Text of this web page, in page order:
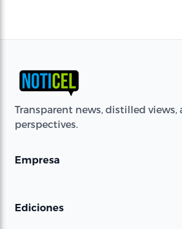
Transparent news, distilled views,
perspectives.
Empresa
Ediciones